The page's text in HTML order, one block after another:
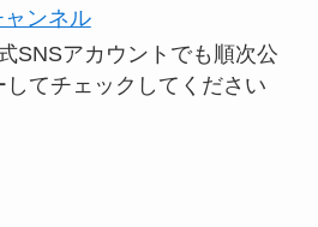
ャンネル
SNSアカウントでも順次公
してチェックしてください